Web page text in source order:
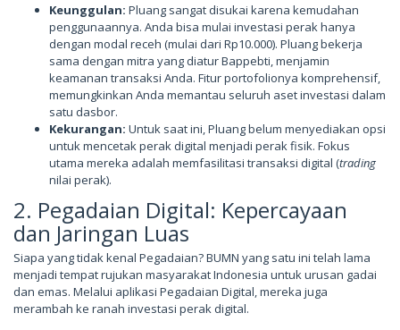
Keunggulan: Pluang sangat disukai karena kemudahan
penggunaannya. Anda bisa mulai investasi perak hanya
dengan modal receh (mulai dari Rp10.000). Pluang bekerja
sama dengan mitra yang diatur Bappebti, menjamin
keamanan transaksi Anda. Fitur portofolionya komprehensif,
memungkinkan Anda memantau seluruh aset investasi dalam
satu dasbor.
Kekurangan: Untuk saat ini, Pluang belum menyediakan opsi
untuk mencetak perak digital menjadi perak fisik. Fokus
utama mereka adalah memfasilitasi transaksi digital (trading
nilai perak).
2. Pegadaian Digital: Kepercayaan
dan Jaringan Luas
Siapa yang tidak kenal Pegadaian? BUMN yang satu ini telah lama
menjadi tempat rujukan masyarakat Indonesia untuk urusan gadai
dan emas. Melalui aplikasi Pegadaian Digital, mereka juga
merambah ke ranah investasi perak digital.